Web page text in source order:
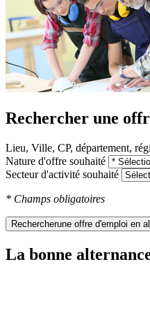
Rechercher une
Lieu, Ville, CP, département,
Nature d'offre souhaité
Secteur d'activité souhaité
* Champs obligatoires
Rechercherune offre d'emploi en
La bonne